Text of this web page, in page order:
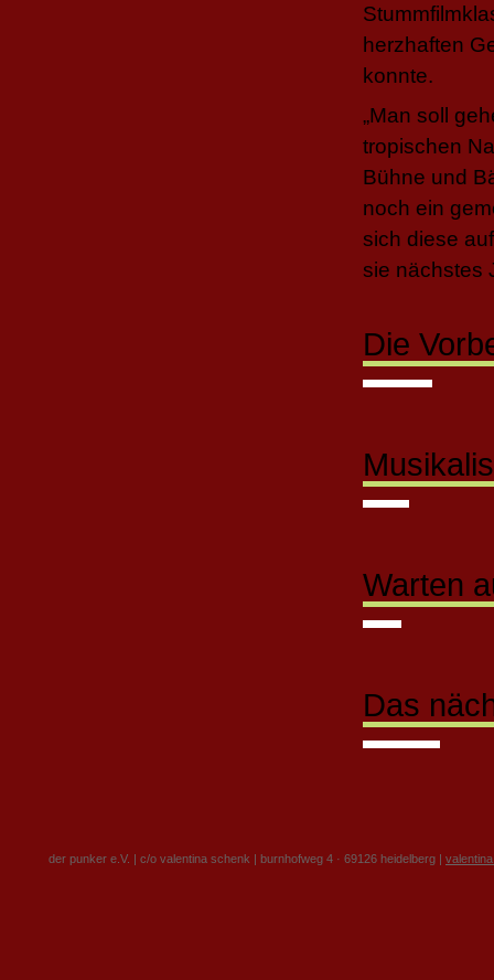
herzhaften
konnte.
„Man soll
tropischen
Bühne und
noch ein
sich diese
sie nächstes
Die
Warten
Das
der punker e.V. | c/o valentina schenk | burnhofweg 4 · 69126 heidelberg |